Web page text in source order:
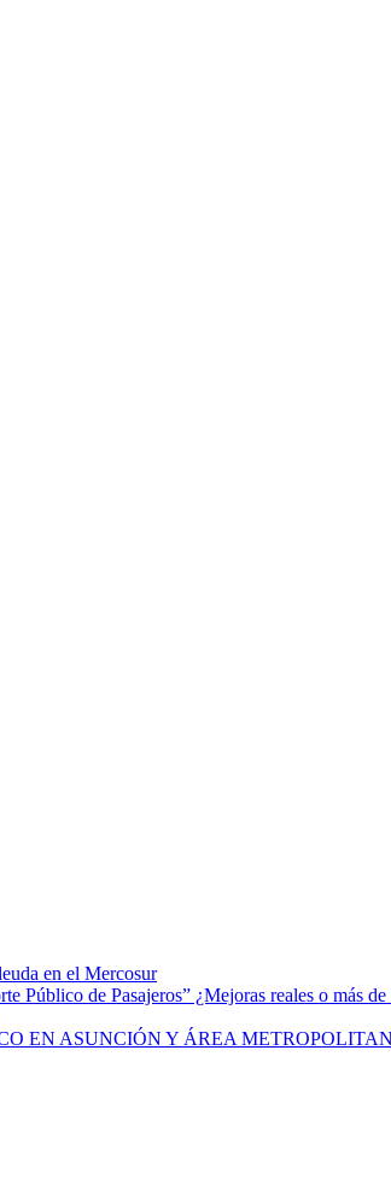
en el Mercosur
Público de Pasajeros” ¿Mejoras reales o más
EN ASUNCIÓN Y ÁREA